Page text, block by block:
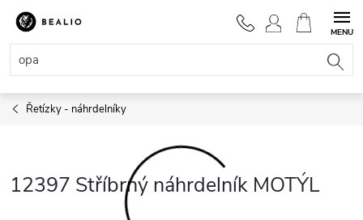
Přejít
obsah
NÁKUPNÍ
KOŠÍK
Řetízky - náhrdelníky
12397 Stříbrný náhrdelník MOTÝL